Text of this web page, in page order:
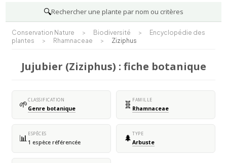
🔍Rechercher une plante par nom ou critères
Conservation Nature > Biodiversité >
Encyclopédie des
plantes
> Rhamnaceae > Ziziphus
Jujubier (Ziziphus) : fiche botanique
🌱CLASSIFICATION
Genre botanique 🧬 FAMILLE
Rhamnaceae
📊ESPÈCES
1 espèce référencée 🌲 TYPE
Arbuste